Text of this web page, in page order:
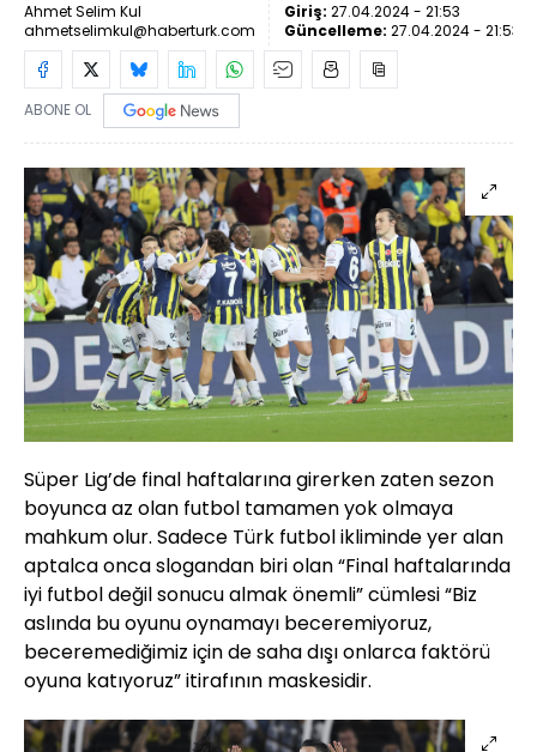
Ahmet Selim Kul
ahmetselimkul@haberturk.com
Giriş: 27.04.2024 - 21:53
Güncelleme: 27.04.2024 - 21:53
ABONE OL
Süper Lig’de final haftalarına girerken zaten sezon
boyunca az olan futbol tamamen yok olmaya
mahkum olur. Sadece Türk futbol ikliminde yer alan
aptalca onca slogandan biri olan “Final haftalarında
iyi futbol değil sonucu almak önemli” cümlesi “Biz
aslında bu oyunu oynamayı beceremiyoruz,
beceremediğimiz için de saha dışı onlarca faktörü
oyuna katıyoruz” itirafının maskesidir.